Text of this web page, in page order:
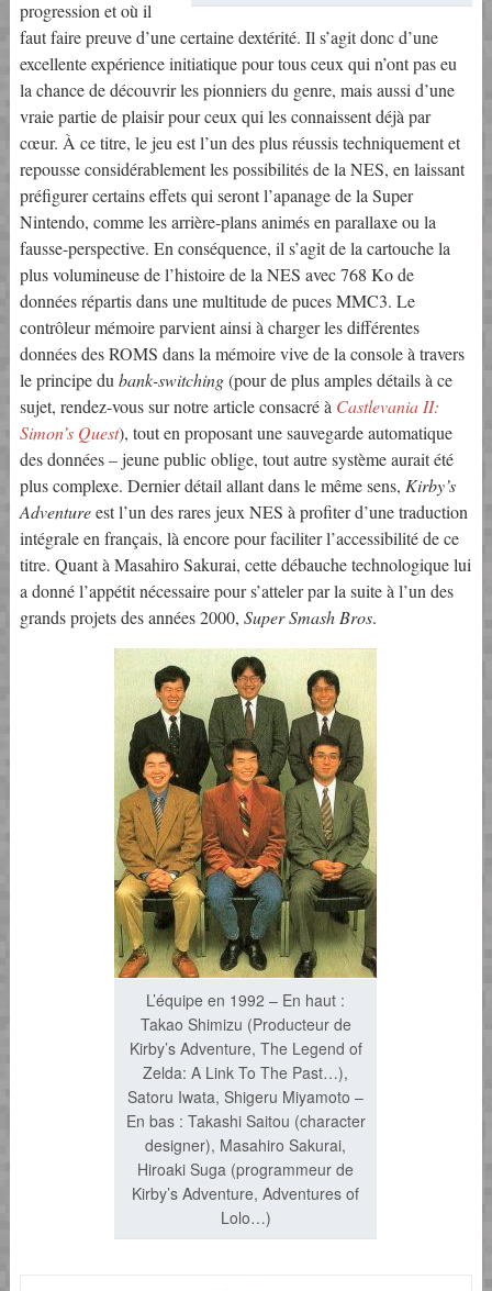
progression et où il
faut faire preuve d’une certaine dextérité. Il s’agit donc d’une
excellente expérience initiatique pour tous ceux qui n’ont pas eu
la chance de découvrir les pionniers du genre, mais aussi d’une
vraie partie de plaisir pour ceux qui les connaissent déjà par
cœur. À ce titre, le jeu est l’un des plus réussis techniquement et
repousse considérablement les possibilités de la NES, en laissant
préfigurer certains effets qui seront l’apanage de la Super
Nintendo, comme les arrière-plans animés en parallaxe ou la
fausse-perspective. En conséquence, il s’agit de la cartouche la
plus volumineuse de l’histoire de la NES avec 768 Ko de
données répartis dans une multitude de puces MMC3. Le
contrôleur mémoire parvient ainsi à charger les différentes
données des ROMS dans la mémoire vive de la console à travers
le principe du bank-switching(pour de plus amples détails à ce
sujet, rendez-vous sur notre article consacré à Castlevania II:
Simon’s Quest), tout en proposant une sauvegarde automatique
des données – jeune public oblige, tout autre système aurait été
plus complexe. Dernier détail allant dans le même sens, Kirby’s
Adventureest l’un des rares jeux NES à profiter d’une traduction
intégrale en français, là encore pour faciliter l’accessibilité de ce
titre. Quant à Masahiro Sakurai, cette débauche technologique lui
a donné l’appétit nécessaire pour s’atteler par la suite à l’un des
grands projets des années 2000, Super Smash Bros.
L’équipe en 1992 – En haut :
Takao Shimizu (Producteur de
Kirby’s Adventure, The Legend of
Zelda: A Link To The Past…),
Satoru Iwata, Shigeru Miyamoto –
En bas : Takashi Saitou (character
designer), Masahiro Sakurai,
Hiroaki Suga (programmeur de
Kirby’s Adventure, Adventures of
Lolo…)